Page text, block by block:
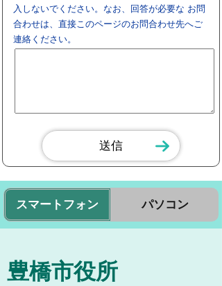
入しないでください。なお、回答が必要な お問
合わせは、直接このページのお問合わせ先へご
連絡ください。
スマートフォン パソコン
豊橋市役所